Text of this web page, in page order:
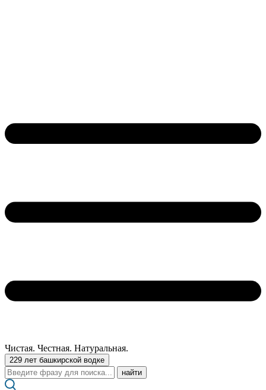
Чистая. Честная. Натуральная.
229 лет башкирской водке
Поиск: